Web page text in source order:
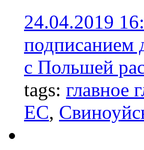
24.04.2019
подписанием
с Польшей
tags: главное
ЕС,